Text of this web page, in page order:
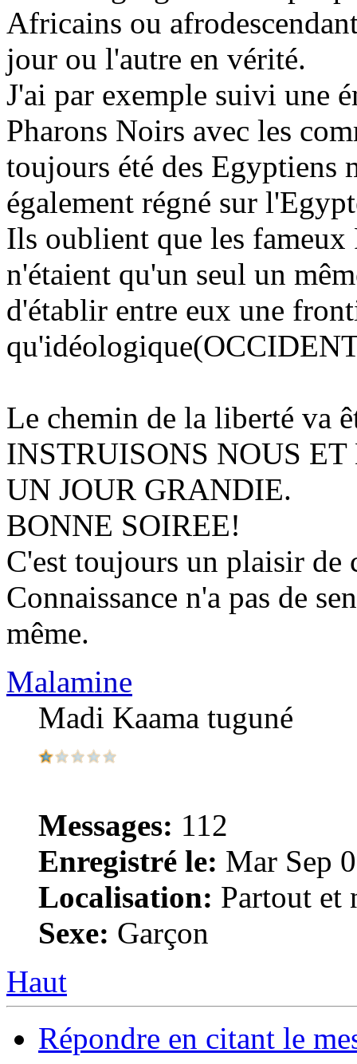
Africains ou
jour ou l'autre en vérité.
J'ai par exemple suivi une
Pharons Noirs avec les
toujours été des Egyptiens
également régné sur
Ils oublient que les fameux
n'étaient qu'un seul un
d'établir entre eux une
Le chemin de la liberté va
INSTRUISONS NOUS
UN JOUR GRANDIE.
BONNE SOIREE!
C'est toujours un plaisir de
Connaissance n'a pas de
même.
Malamine
Madi Kaama tuguné
Messages: 112
Enregistré le: Mar Sep
Localisation: Partout et
Sexe: Garçon
Haut
Répondre en citant le